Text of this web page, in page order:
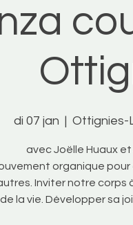
di 07 jan
  |
Ottignies-
avec Joëlle Huaux
organique
Inviter notre corps
de la vie. Développer sa